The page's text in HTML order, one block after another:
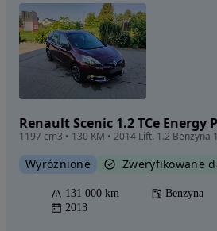
Renault Scenic 1.2 TCe Energy
Wyróżnione Zweryfikowane
131 000 km Benzyna
2013